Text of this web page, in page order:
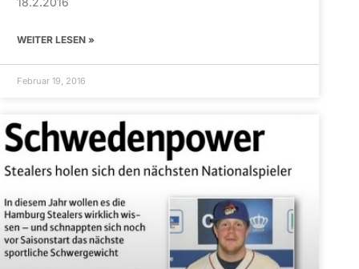
WEITER LESEN »
Februar 19, 2016